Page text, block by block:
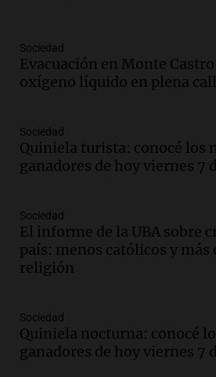
Audio.
Congreso y evacuación
oxígeno en Montecastro
Audio.
Río Gallegos
y llega avión para
brigada aérea
Episodios
Audio. La justicia
como enfermedad
de un docente
Audio. Aumento de
Luis a partir de agosto
regulación de la energía
Sociedad
Evacuación en Monte
oxígeno líquido en plena
Sociedad
Quiniela turista: conocé los
ganadores de hoy viernes 7
Sociedad
El informe de la UBA sobre
país: menos católicos y más
religión
Sociedad
Quiniela nocturna: conocé
ganadores de hoy viernes 7